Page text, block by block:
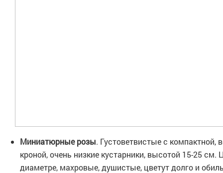
Миниатюрные розы. Густоветвистые с
кроной, очень низкие кустарники, высотой 15-25 см.
диаметре, махровые, душистые, цветут долго и